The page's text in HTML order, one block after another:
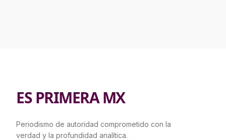
ES PRIMERA MX
Periodismo de autoridad comprometido con la
verdad y la profundidad analítica.